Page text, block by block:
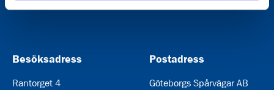
Besöksadress
Rantorget 4
Postadress
Göteborgs Spårvägar AB